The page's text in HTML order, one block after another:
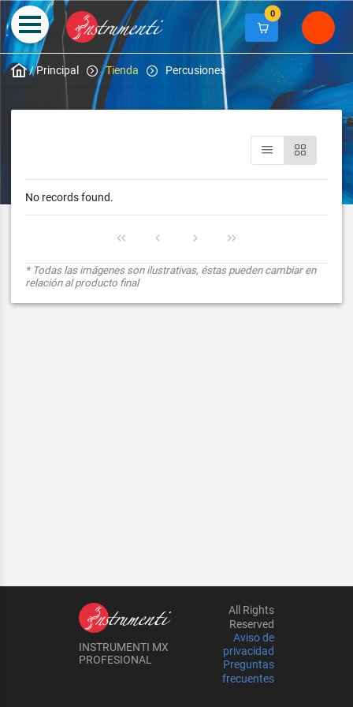
0
/Principal Tienda Percusiones
No records found.
* Todas las imágenes son ilustrativas, éstas pueden cambiar en
relación al producto final
INSTRUMENTI MX
PROFESIONAL
All Rights
Reserved
Aviso de
privacidad
Preguntas
frecuentes